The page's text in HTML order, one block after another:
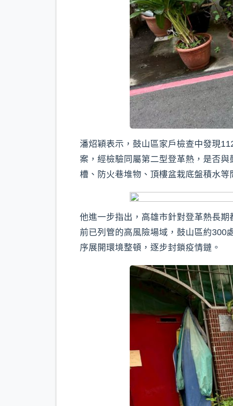
潘炤穎表示，鼓山區家戶檢查中發現
案，經檢驗同屬第二型登革熱，是否
槽、防火巷堆物、頂樓盆栽底盤積水
他進一步指出，高雄市針對登革熱長
前已列管的高風險場域，鼓山區約300
序展開環境整頓，逐步封鎖疫情鏈。